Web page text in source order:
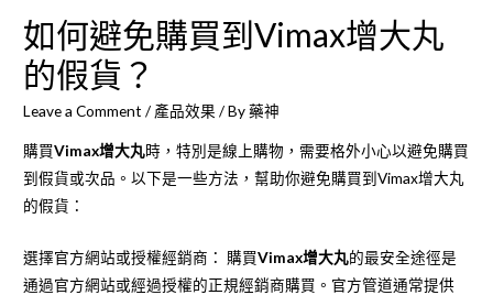
如何避免購買到Vimax增大丸
的假貨？
Leave a Comment / 產品效果 / By藥神
購買Vimax增大丸時，特別是線上購物，需要格外小心以避免購買
到假貨或次品。以下是一些方法，幫助你避免購買到Vimax增大丸
的假貨：
選擇官方網站或授權經銷商： 購買Vimax增大丸的最安全途徑是
通過官方網站或經過授權的正規經銷商購買。官方管道通常提供